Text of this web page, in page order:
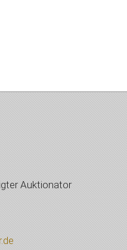
Auktionator